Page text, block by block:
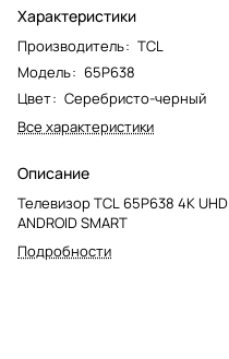
Характеристики
Производитель: TCL
Модель: 65P638
Цвет: Серебристо-черный
Все характеристики
Описание
Телевизор TCL 65P638 4K UHD
ANDROID SMART
Подробности